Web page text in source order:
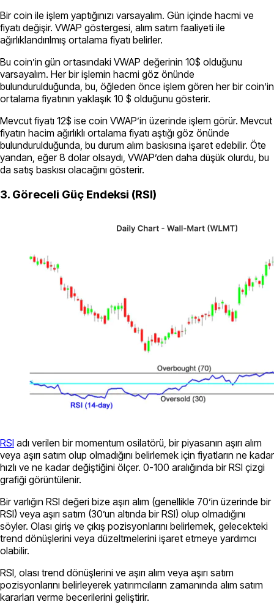
Bir coin ile işlem yaptığınızı varsayalım. Gün içinde hacmi ve
fiyatı değişir. VWAP göstergesi, alım satım faaliyeti ile
ağırlıklandırılmış ortalama fiyatı belirler.
Bu coin’in gün ortasındaki VWAP değerinin 10$ olduğunu
varsayalım. Her bir işlemin hacmi göz önünde
bulundurulduğunda, bu, öğleden önce işlem gören her bir coin’in
ortalama fiyatının yaklaşık 10 $ olduğunu gösterir.
Mevcut fiyatı 12$ ise coin VWAP’in üzerinde işlem görür. Mevcut
fiyatın hacim ağırlıklı ortalama fiyatı aştığı göz önünde
bulundurulduğunda, bu durum alım baskısına işaret edebilir. Öte
yandan, eğer 8 dolar olsaydı, VWAP’den daha düşük olurdu, bu
da satış baskısı olacağını gösterir.
3. Göreceli Güç Endeksi (RSI)
RSI adı verilen bir momentum osilatörü, bir piyasanın aşırı alım
veya aşırı satım olup olmadığını belirlemek için fiyatların ne kadar
hızlı ve ne kadar değiştiğini ölçer. 0-100 aralığında bir RSI çizgi
grafiği görüntülenir.
Bir varlığın RSI değeri bize aşırı alım (genellikle 70’in üzerinde bir
RSI) veya aşırı satım (30’un altında bir RSI) olup olmadığını
söyler. Olası giriş ve çıkış pozisyonlarını belirlemek, gelecekteki
trend dönüşlerini veya düzeltmelerini işaret etmeye yardımcı
olabilir.
RSI, olası trend dönüşlerini ve aşırı alım veya aşırı satım
pozisyonlarını belirleyerek yatırımcıların zamanında alım satım
kararları verme becerilerini geliştirir.